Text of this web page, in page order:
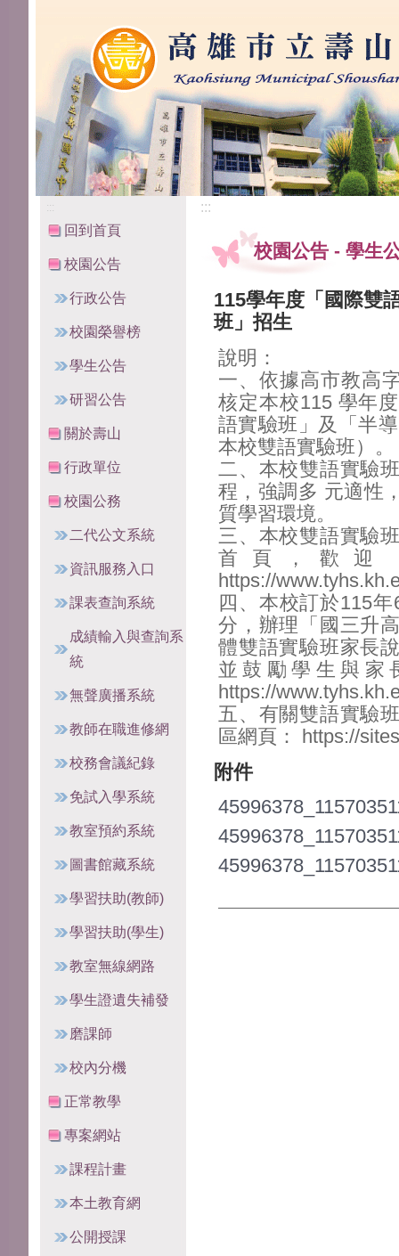
:::
回到首頁
校園公告
行政公告
校園榮譽榜
學生公告
研習公告
關於壽山
行政單位
校園公務
二代公文系統
資訊服務入口
課表查詢系統
成績輸入與查詢系
統
無聲廣播系統
教師在職進修網
校務會議紀錄
免試入學系統
教室預約系統
圖書館藏系統
學習扶助(教師)
學習扶助(學生)
教室無線網路
學生證遺失補發
磨課師
校內分機
正常教學
專案網站
課程計畫
本土教育網
公開授課
:::
校園公告 - 學生
115學年度「國際雙
班」招生
說明：
一、依據高市教高
核定本校115 學年
語實驗班」及「半
本校雙語實驗班）。
二、本校雙語實驗
程，強調多 元適性
質學習環境。
三、本校雙語實驗
首頁，歡迎
https://
四、本校訂於115
分，辦理「國三升
體雙語實驗班家長
並鼓勵學生與家
https://
五、有關雙語實驗
區網頁： https://
附件